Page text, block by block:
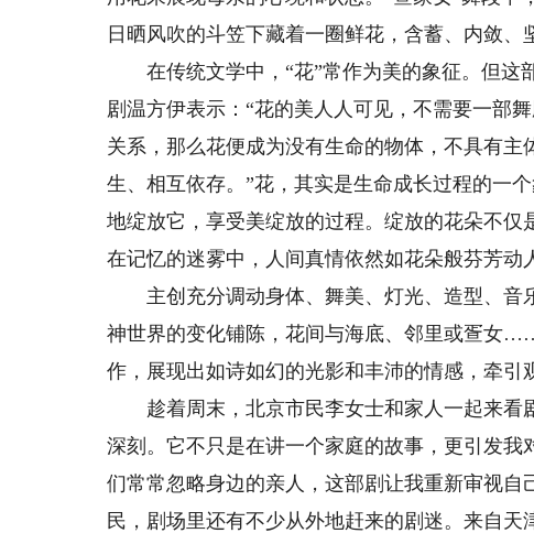
日晒风吹的斗笠下藏着一圈鲜花，含蓄、内敛、
在传统文学中，“花”常作为美的象征。但这
剧温方伊表示：“花的美人人可见，不需要一部
关系，那么花便成为没有生命的物体，不具有
生、相互依存。”花，其实是生命成长过程的一
地绽放它，享受美绽放的过程。绽放的花朵不
在记忆的迷雾中，人间真情依然如花朵般芬芳动
主创充分调动身体、舞美、灯光、造型、音
神世界的变化铺陈，花间与海底、邻里或疍女
作，展现出如诗如幻的光影和丰沛的情感，牵引
趁着周末，北京市民李女士和家人一起来看
深刻。它不只是在讲一个家庭的故事，更引发
们常常忽略身边的亲人，这部剧让我重新审视自
民，剧场里还有不少从外地赶来的剧迷。来自